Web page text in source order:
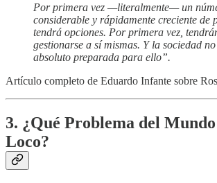
Por primera vez —literalmente— un
considerable y rápidamente creciente de
tendrá opciones. Por primera vez,
gestionarse a sí mismas. Y la sociedad no
absoluto preparada para ello”.
Artículo completo de Eduardo Infante sobre
3. ¿Qué Problema del
Loco?